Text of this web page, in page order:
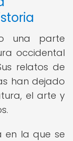
una parte
occidental
relatos de
han dejado
el arte y
en la que se